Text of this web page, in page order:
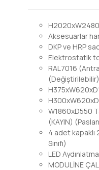
Aksesuarlar
DKP ve HRP
Elektrostatik
RAL7016
(Değiştirilebilir)
W1860xD550
(KAYIN)
4 adet kapaklı
Sınıfı)
LED
MODULİNE